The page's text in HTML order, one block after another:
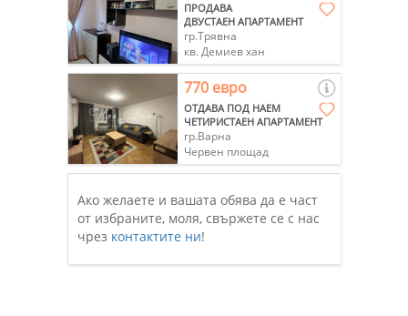
ПРОДАВА
ДВУСТАЕН АПАРТАМЕНТ
гр.Трявна
кв. Демиев хан
770 евро
ОТДАВА ПОД НАЕМ
ЧЕТИРИСТАЕН АПАРТАМЕНТ
гр.Варна
Червен площад
Ако желаете и вашата обява да е част
от избраните, моля, свържете се с нас
чрез контактите ни!